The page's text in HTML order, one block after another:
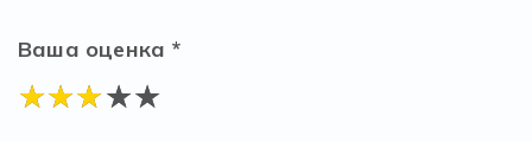
Ваша оценка *